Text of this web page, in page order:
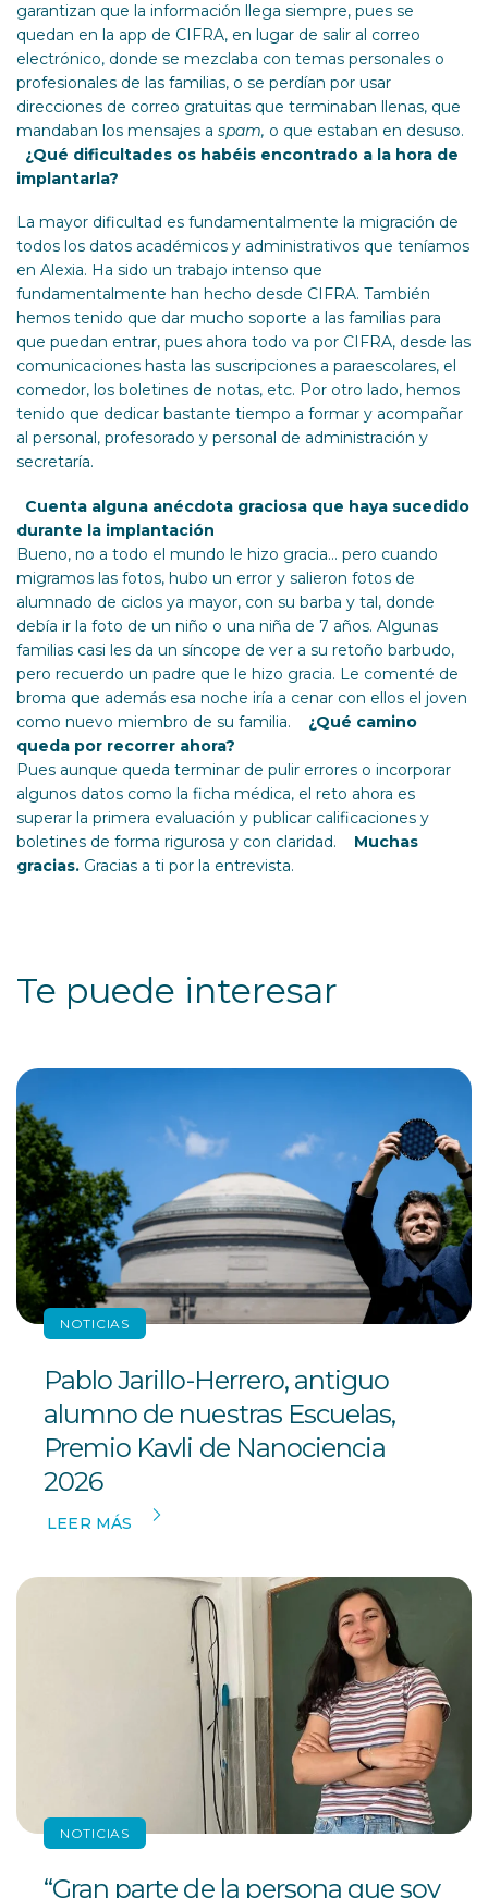
garantizan que la información llega siempre, pues se
quedan en la app de CIFRA, en lugar de salir al correo
electrónico, donde se mezclaba con temas personales o
profesionales de las familias, o se perdían por usar
direcciones de correo gratuitas que terminaban llenas, que
mandaban los mensajes a spam, o que estaban en desuso.
¿Qué dificultades os habéis encontrado a la hora de
implantarla?
La mayor dificultad es fundamentalmente la migración de
todos los datos académicos y administrativos que teníamos
en Alexia. Ha sido un trabajo intenso que
fundamentalmente han hecho desde CIFRA. También
hemos tenido que dar mucho soporte a las familias para
que puedan entrar, pues ahora todo va por CIFRA, desde las
comunicaciones hasta las suscripciones a paraescolares, el
comedor, los boletines de notas, etc. Por otro lado, hemos
tenido que dedicar bastante tiempo a formar y acompañar
al personal, profesorado y personal de administración y
secretaría.
Cuenta alguna anécdota graciosa que haya sucedido
durante la implantación
Bueno, no a todo el mundo le hizo gracia… pero cuando
migramos las fotos, hubo un error y salieron fotos de
alumnado de ciclos ya mayor, con su barba y tal, donde
debía ir la foto de un niño o una niña de 7 años. Algunas
familias casi les da un síncope de ver a su retoño barbudo,
pero recuerdo un padre que le hizo gracia. Le comenté de
broma que además esa noche iría a cenar con ellos el joven
como nuevo miembro de su familia. ¿Qué camino
queda por recorrer ahora?
Pues aunque queda terminar de pulir errores o incorporar
algunos datos como la ficha médica, el reto ahora es
superar la primera evaluación y publicar calificaciones y
boletines de forma rigurosa y con claridad. Muchas
gracias. Gracias a ti por la entrevista.
Te puede interesar
NOTICIAS
Pablo Jarillo-Herrero, antiguo
alumno de nuestras Escuelas,
Premio Kavli de Nanociencia
2026
LEER MÁS
NOTICIAS
“Gran parte de la persona que soy